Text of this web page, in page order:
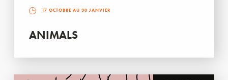
17 OCTOBRE AU 30 JANVIER
ANIMALS